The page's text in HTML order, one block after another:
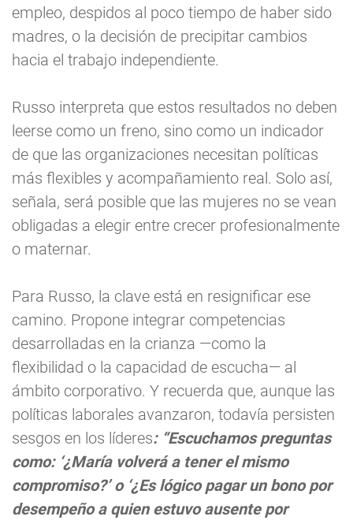
empleo, despidos al poco tiempo de haber sido
madres, o la decisión de precipitar cambios
hacia el trabajo independiente.
Russo interpreta que estos resultados no deben
leerse como un freno, sino como un indicador
de que las organizaciones necesitan políticas
más flexibles y acompañamiento real. Solo así,
señala, será posible que las mujeres no se vean
obligadas a elegir entre crecer profesionalmente
o maternar.
Para Russo, la clave está en resignificar ese
camino. Propone integrar competencias
desarrolladas en la crianza —como la
flexibilidad o la capacidad de escucha— al
ámbito corporativo. Y recuerda que, aunque las
políticas laborales avanzaron, todavía persisten
sesgos en los líderes: “Escuchamos preguntas
como: ‘¿María volverá a tener el mismo
compromiso?’ o ‘¿Es lógico pagar un bono por
desempeño a quien estuvo ausente por